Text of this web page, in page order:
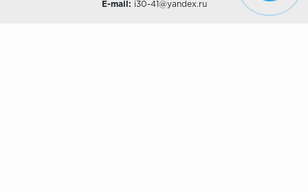
E-mail: i30-41@yandex.ru